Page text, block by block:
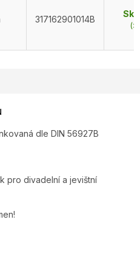
317162901014B
dle DIN 56927B
pro divadelní a jevištní